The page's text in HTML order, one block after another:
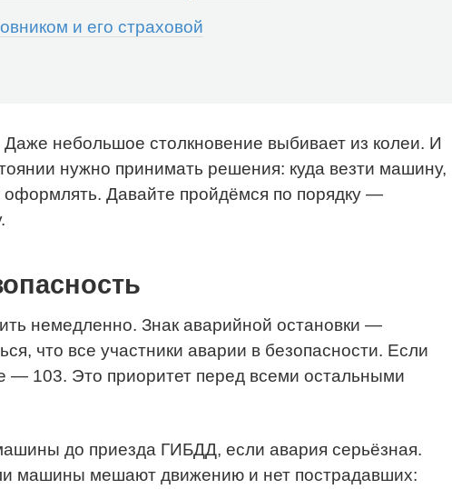
и его страховой
небольшое столкновение выбивает из колеи. И
нужно принимать решения: куда везти машину,
оформлять. Давайте пройдёмся по порядку —
немедленно. Знак аварийной остановки —
что все участники аварии в безопасности. Если
— 103. Это приоритет перед всеми остальными
до приезда ГИБДД, если авария серьёзная.
машины мешают движению и нет пострадавших: